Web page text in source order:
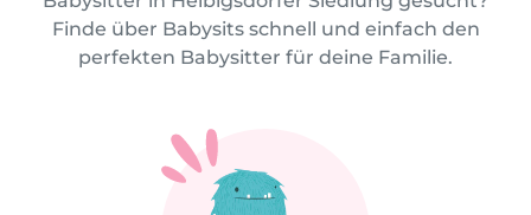
Finde über Babysits schnell und einfach den
perfekten Babysitter für deine Familie.